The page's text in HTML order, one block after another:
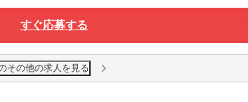
すぐ応募する
その他の求人を見る